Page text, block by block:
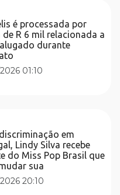
é processada por
R 6 mil relacionada a
durante
01:10
em
Lindy Silva recebe
do Miss Pop Brasil que
sua
20:10